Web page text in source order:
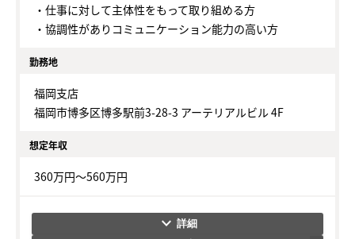
・仕事に対して主体性をもって取り組める方
・協調性がありコミュニケーション能力の高い方
勤務地
福岡支店
福岡市博多区博多駅前3-28-3 アーテリアルビル 4F
想定年収
360万円～560万円
keyboard_arrow_down